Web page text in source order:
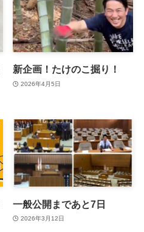
新企画！たけのこ掘り！
2026年4月5日
一般公開まであと7日
2026年3月12日